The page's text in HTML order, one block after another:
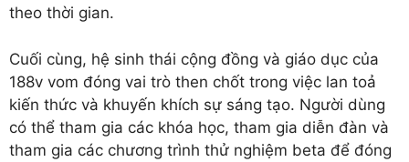
theo thời gian.
Cuối cùng, hệ sinh thái cộng đồng và giáo dục của
188v vom đóng vai trò then chốt trong việc lan toả
kiến thức và khuyến khích sự sáng tạo. Người dùng
có thể tham gia các khóa học, tham gia diễn đàn và
tham gia các chương trình thử nghiệm beta để đóng